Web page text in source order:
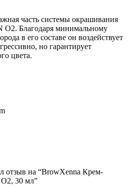
часть системы окрашивания
O2. Благодаря минимальному
в его составе он воздействует
но гарантирует
цвета.
отзыв на “BrowXenna Крем-
30 мл”